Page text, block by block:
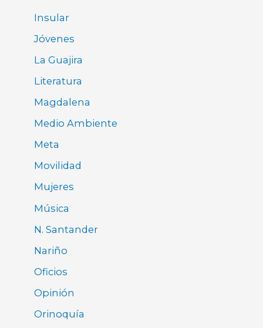
Insular
Jóvenes
La Guajira
Literatura
Magdalena
Medio Ambiente
Meta
Movilidad
Mujeres
Música
N. Santander
Nariño
Oficios
Opinión
Orinoquía